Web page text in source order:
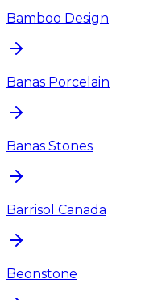
Bamboo Design
Banas Porcelain
Banas Stones
Barrisol Canada
Beonstone